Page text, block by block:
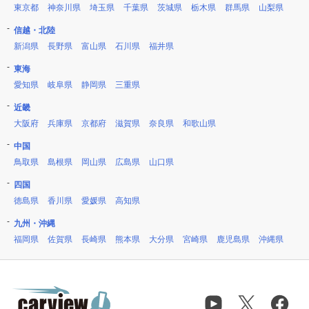
東京都 神奈川県 埼玉県 千葉県 茨城県 栃木県 群馬県 山梨県
信越・北陸
新潟県
長野県 富山県 石川県 福井県
東海
愛知県
岐阜県 静岡県 三重県
近畿
大阪府
兵庫県 京都府 滋賀県 奈良県 和歌山県
中国
鳥取県
島根県 岡山県 広島県 山口県
四国
徳島県
香川県 愛媛県 高知県
九州・沖縄
福岡県
佐賀県 長崎県 熊本県 大分県 宮崎県 鹿児島県 沖縄県